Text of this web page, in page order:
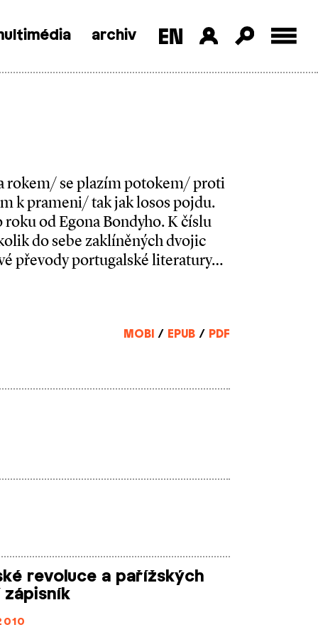
archiv
rokem/ se plazím potokem/ proti
k prameni/ tak jak losos pojdu.
od Egona Bondyho. K číslu
do sebe zaklíněných dvojic
převody portugalské literatury…
MOBI / EPUB / PDF
revoluce a pařížských